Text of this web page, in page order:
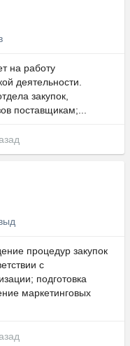
на работу
деятельности.
закупок,
поставщикам;...
процедур закупок
с
подготовка
маркетинговых